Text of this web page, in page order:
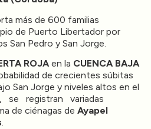
más de 600 familias
de Puerto Libertador por
San Pedro y San Jorge.
ROJA en la CUENCA BAJA
de crecientes súbitas
San Jorge y niveles altos en el
se registran variadas
de ciénagas de Ayapel
.